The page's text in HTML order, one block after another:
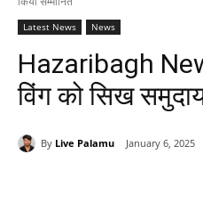
Latest News News
Hazaribagh
विंग को सिख
By Live Palamu January 6, 2025